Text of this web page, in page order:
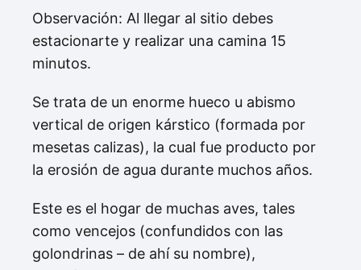
Observación: Al llegar al sitio debes
estacionarte y realizar una camina 15
minutos.
Se trata de un enorme hueco u abismo
vertical de origen kárstico (formada por
mesetas calizas), la cual fue producto por
la erosión de agua durante muchos años.
Este es el hogar de muchas aves, tales
como vencejos (confundidos con las
golondrinas – de ahí su nombre),